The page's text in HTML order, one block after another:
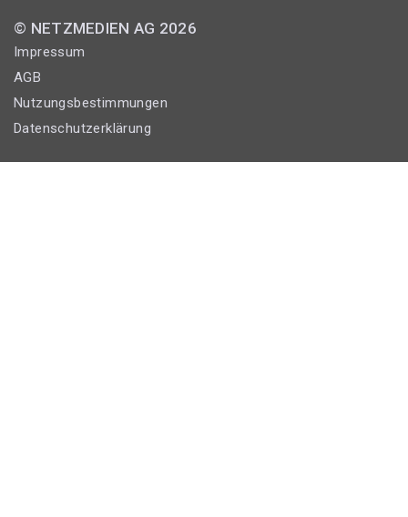
© NETZMEDIEN AG 2026
Impressum
AGB
Nutzungsbestimmungen
Datenschutzerklärung